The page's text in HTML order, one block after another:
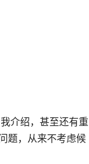
介绍，甚至还有重
题，从来不考虑候